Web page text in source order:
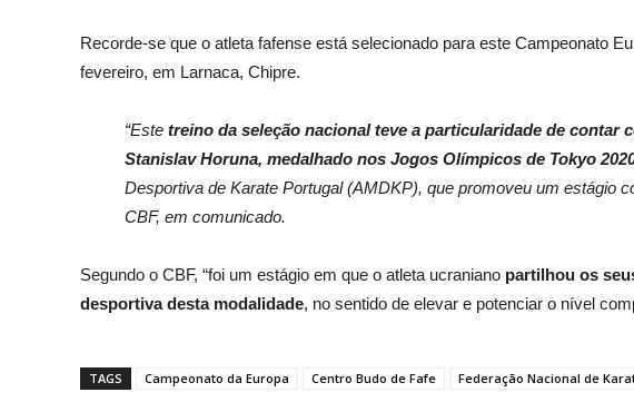
Recorde-se que o atleta fafense está selecionado para este Campeonato
fevereiro, em Larnaca, Chipre.
“Este treino da seleção nacional teve a particularidade de contar
Stanislav Horuna, medalhado nos Jogos Olímpicos de Tokyo
Desportiva de Karate Portugal (AMDKP), que promoveu um estágio
CBF, em comunicado.
Segundo o CBF, “foi um estágio em que o atleta ucraniano partilhou os
desportiva desta modalidade, no sentido de elevar e potenciar o nível
TAGS Campeonato da Europa Centro Budo de Fafe Federação Nacional de